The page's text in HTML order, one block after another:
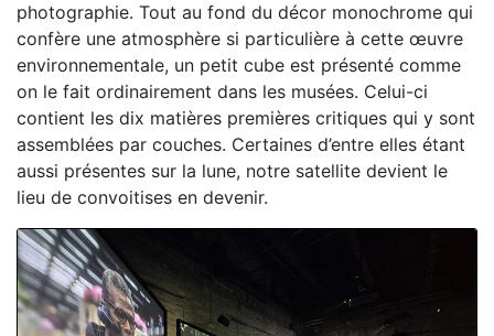
photographie. Tout au fond du décor monochrome qui
confère une atmosphère si particulière à cette œuvre
environnementale, un petit cube est présenté comme
on le fait ordinairement dans les musées. Celui-ci
contient les dix matières premières critiques qui y sont
assemblées par couches. Certaines d’entre elles étant
aussi présentes sur la lune, notre satellite devient le
lieu de convoitises en devenir.